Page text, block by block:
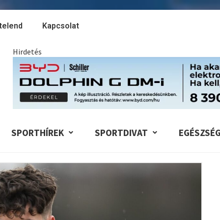
Kapcsolat
Hirdetés
SPORTHÍREK SPORTDIVAT EGÉSZSÉG